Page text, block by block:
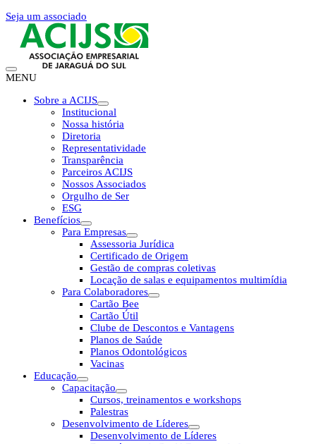
Seja um associado
MENU
Sobre a ACIJS
Institucional
Nossa história
Diretoria
Representatividade
Transparência
Parceiros ACIJS
Nossos Associados
Orgulho de Ser
ESG
Benefícios
Para Empresas
Assessoria Jurídica
Certificado de Origem
Gestão de compras coletivas
Locação de salas e equipamentos multimídia
Para Colaboradores
Cartão Bee
Cartão Útil
Clube de Descontos e Vantagens
Planos de Saúde
Planos Odontológicos
Vacinas
Educação
Capacitação
Cursos, treinamentos e workshops
Palestras
Desenvolvimento de Líderes
Desenvolvimento de Líderes